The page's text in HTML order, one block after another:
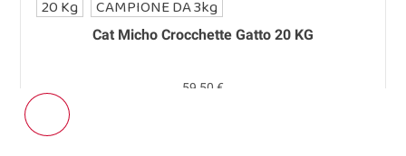
Cat Micho Crocchette Gatto 20 KG
59,50 €
20 Kg CAMPIONE DA 3kg